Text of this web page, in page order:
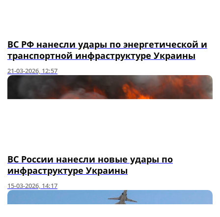
ВС РФ нанесли удары по энергетической и
транспортной инфраструктуре Украины
21-03-2026, 12:57
ВС России нанесли новые удары по
инфраструктуре Украины
15-03-2026, 14:17